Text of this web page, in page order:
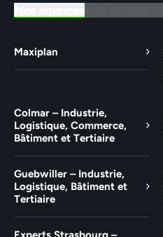
Maxiplan
Colmar – Industrie,
Logistique, Commerce,
Bâtiment et Tertiaire
Guebwiller – Industrie,
Logistique, Bâtiment et
Tertiaire
Experts Strasbourg –